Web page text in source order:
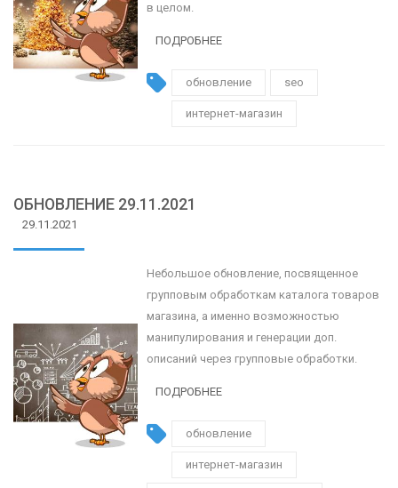
в целом.
ПОДРОБНЕЕ
обновление seo
интернет-магазин
ОБНОВЛЕНИЕ 29.11.2021
29.11.2021
Небольшое обновление, посвященное
групповым обработкам каталога товаров
магазина, а именно возможностью
манипулирования и генерации доп.
описаний через групповые обработки.
ПОДРОБНЕЕ
обновление
интернет-магазин